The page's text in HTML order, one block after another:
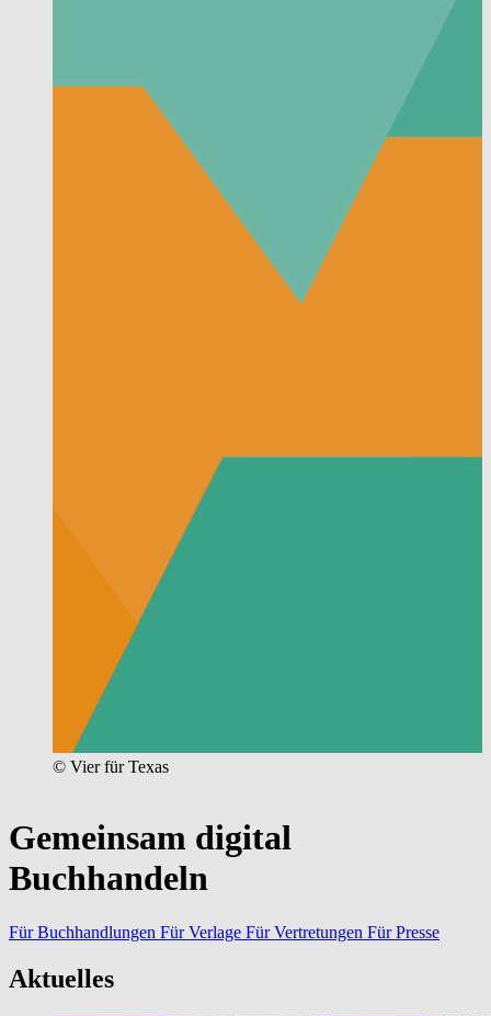
© Vier für Texas
Gemeinsam digital
Buchhandeln
Für Buchhandlungen Für Verlage Für Vertretungen Für Presse
Aktuelles